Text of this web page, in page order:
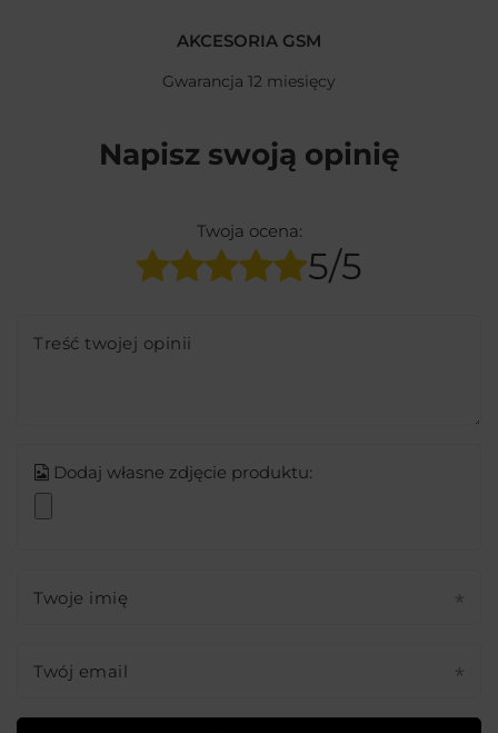
AKCESORIA GSM
Gwarancja 12 miesięcy
Napisz swoją opinię
Twoja ocena:
5/5
Treść twojej opinii
Dodaj własne zdjęcie produktu:
Twoje imię
Twój email